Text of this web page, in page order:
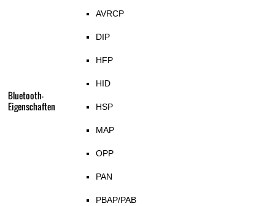
Bluetooth-
Eigenschaften
AVRCP
DIP
HFP
HID
HSP
MAP
OPP
PAN
PBAP/PAB